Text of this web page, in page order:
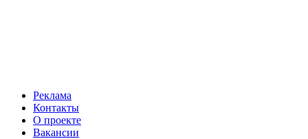
Реклама
Контакты
О проекте
Вакансии